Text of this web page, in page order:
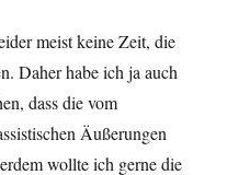
meist keine Zeit, die
Daher habe ich ja auch
dass die vom
Äußerungen
wollte ich gerne die